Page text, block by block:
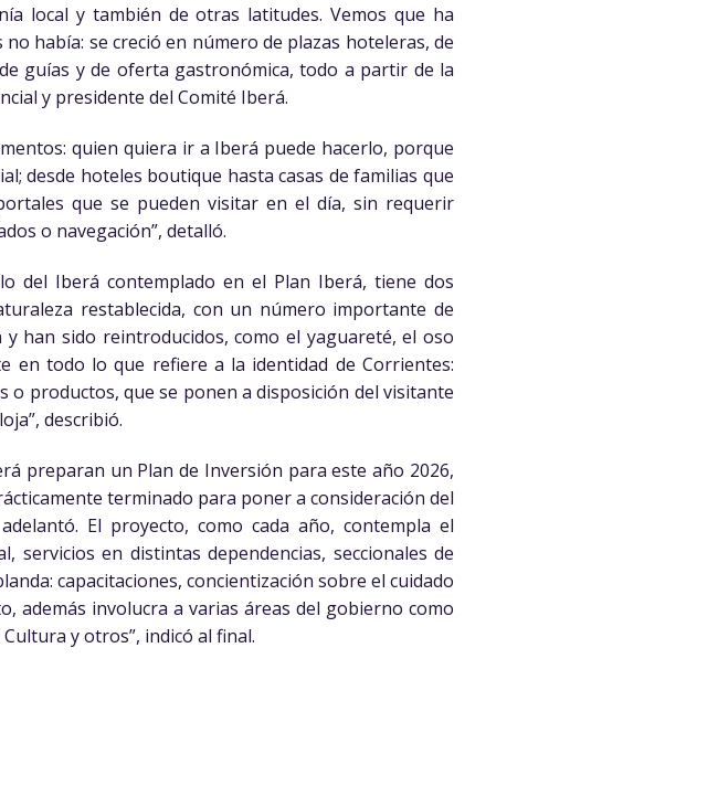
local y también de otras latitudes. Vemos que ha
había: se creció en número de plazas hoteleras, de
guías y de oferta gastronómica, todo a partir de la
y presidente del Comité Iberá.
quien quiera ir a Iberá puede hacerlo, porque
desde hoteles boutique hasta casas de familias que
que se pueden visitar en el día, sin requerir
o navegación”, detalló.
del Iberá contemplado en el Plan Iberá, tiene dos
restablecida, con un número importante de
han sido reintroducidos, como el yaguareté, el oso
en todo lo que refiere a la identidad de Corrientes:
productos, que se ponen a disposición del visitante
describió.
preparan un Plan de Inversión para este año 2026,
terminado para poner a consideración del
El proyecto, como cada año, contempla el
en distintas dependencias, seccionales de
capacitaciones, concientización sobre el cuidado
además involucra a varias áreas del gobierno como
y otros”, indicó al final.